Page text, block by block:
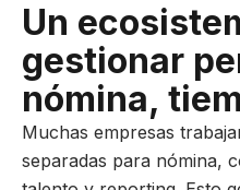
Un
gestionar
nómina,
Muchas empresas
separadas para nómina,